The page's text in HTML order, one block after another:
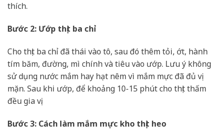
thích.
Bước 2: Ướp thịt ba chỉ
Cho thịt ba chỉ đã thái vào tô, sau đó thêm tỏi, ớt, hành
tím băm, đường, mì chính và tiêu vào ướp. Lưu ý không
sử dụng nước mắm hay hạt nêm vì mắm mực đã đủ vị
mặn. Sau khi ướp, để khoảng 10-15 phút cho thịt thấm
đều gia vị.
Bước 3: Cách làm mắm mực kho thịt heo